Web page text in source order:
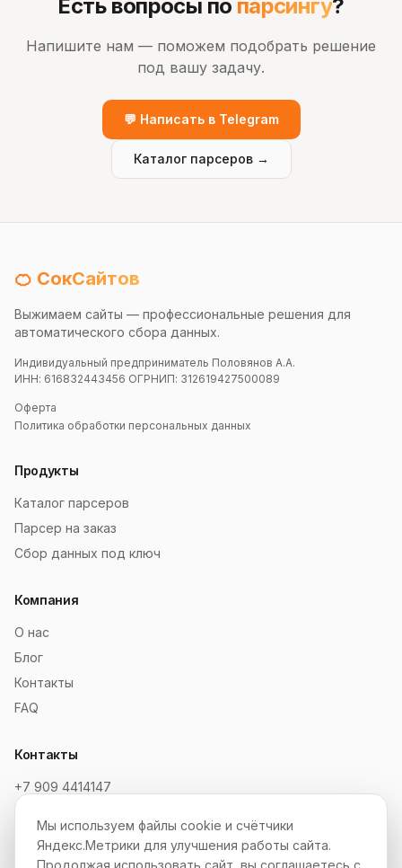
Есть вопросы по парсингу?
Напишите нам — поможем подобрать решение
под вашу задачу.
💬 Написать в Telegram
Каталог парсеров →
🍊 СокСайтов
Выжимаем сайты — профессиональные решения для
автоматического сбора данных.
Индивидуальный предприниматель Половянов А.А.
ИНН: 616832443456 ОГРНИП: 312619427500089
Оферта
Политика обработки персональных данных
Продукты
Каталог парсеров
Парсер на заказ
Сбор данных под ключ
Компания
О нас
Блог
Контакты
FAQ
Контакты
+7 909 4414147
Telegram: @SokSaitov_bot
Пн–Пт, 10:00–19:00
Мы используем файлы cookie и счётчики
Яндекс.Метрики для улучшения работы сайта.
Продолжая использовать сайт, вы соглашаетесь с